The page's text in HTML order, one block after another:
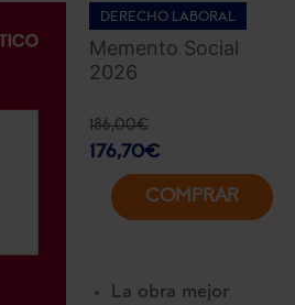
DERECHO LABORAL
Memento Social
2026
186,00€
176,70€
COMPRAR
La obra mejor